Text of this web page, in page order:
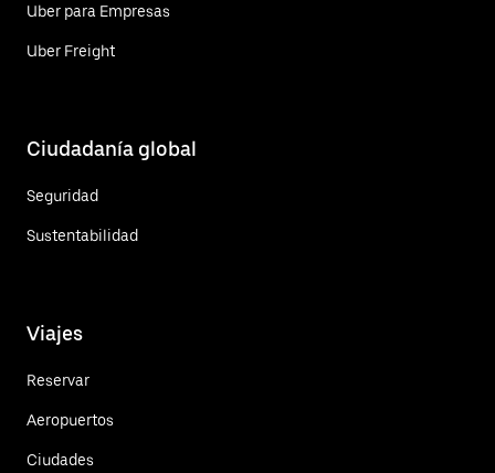
Uber para Empresas
Uber Freight
Ciudadanía global
Seguridad
Sustentabilidad
Viajes
Reservar
Aeropuertos
Ciudades